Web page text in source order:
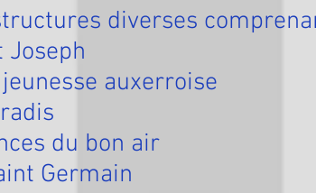
diverses
Joseph
auxerroise
du bon air
Germain